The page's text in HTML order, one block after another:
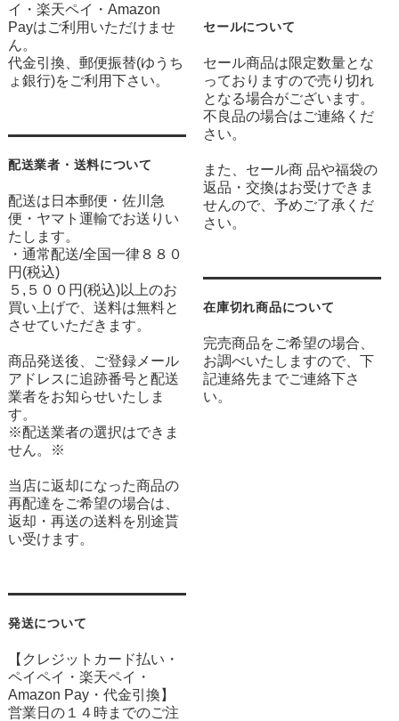
イ・楽天ペイ・Amazon
Payはご利用いただけませ
ん。
代金引換、郵便振替(ゆうち
ょ銀行)をご利用下さい。
配送業者・送料について
配送は日本郵便・佐川急
便・ヤマト運輸でお送りい
たします。
・通常配送/全国一律８８０
円(税込)
５,５００円(税込)以上のお
買い上げで、送料は無料と
させていただきます。
商品発送後、ご登録メール
アドレスに追跡番号と配送
業者をお知らせいたしま
す。
※配送業者の選択はできま
せん。※
当店に返却になった商品の
再配達をご希望の場合は、
返却・再送の送料を別途貰
い受けます。
発送について
【クレジットカード払い・
ペイペイ・楽天ペイ・
Amazon Pay・ 代金引換】
営業日の１４時までのご注
セールについて
セール商品は限定数量とな
っておりますので売り切れ
となる場合がございます。
不良品の場合はご連絡くだ
さい。
また、セール商 品や福袋の
返品・交換はお受けできま
せんので、予めご了承くだ
さい。
在庫切れ商品について
完売商品をご希望の場合、
お調べいたしますので、下
記連絡先までご連絡下さ
い。